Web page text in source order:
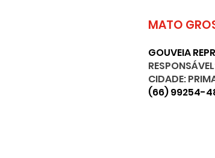
MATO
GOUVEIA
CIDADE:
(66) 99254-